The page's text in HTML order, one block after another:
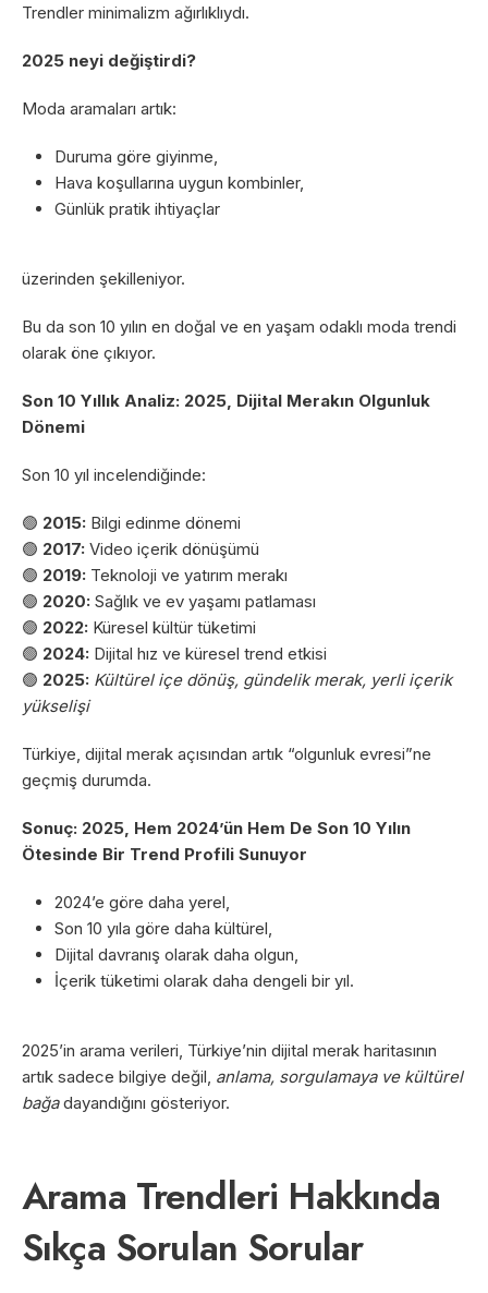
Trendler minimalizm ağırlıklıydı.
2025 neyi değiştirdi?
Moda aramaları artık:
Duruma göre giyinme,
Hava koşullarına uygun kombinler,
Günlük pratik ihtiyaçlar
üzerinden şekilleniyor.
Bu da son 10 yılın en doğal ve en yaşam odaklı moda trendi
olarak öne çıkıyor.
Son 10 Yıllık Analiz: 2025, Dijital Merakın Olgunluk
Dönemi
Son 10 yıl incelendiğinde:
🟢 2015: Bilgi edinme dönemi
🟢 2017: Video içerik dönüşümü
🟢 2019: Teknoloji ve yatırım merakı
🟢 2020: Sağlık ve ev yaşamı patlaması
🟢 2022: Küresel kültür tüketimi
🟢 2024: Dijital hız ve küresel trend etkisi
🟢 2025: Kültürel içe dönüş, gündelik merak, yerli içerik
yükselişi
Türkiye, dijital merak açısından artık “olgunluk evresi”ne
geçmiş durumda.
Sonuç: 2025, Hem 2024’ün Hem De Son 10 Yılın
Ötesinde Bir Trend Profili Sunuyor
2024’e göre daha yerel,
Son 10 yıla göre daha kültürel,
Dijital davranış olarak daha olgun,
İçerik tüketimi olarak daha dengeli bir yıl.
2025’in arama verileri, Türkiye’nin dijital merak haritasının
artık sadece bilgiye değil, anlama, sorgulamaya ve kültürel
bağadayandığını gösteriyor.
Arama Trendleri Hakkında
Sıkça Sorulan Sorular